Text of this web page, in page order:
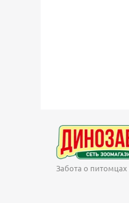
Забота о питомцах